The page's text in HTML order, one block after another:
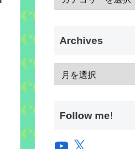
Archives
Follow me!
YouTube
X